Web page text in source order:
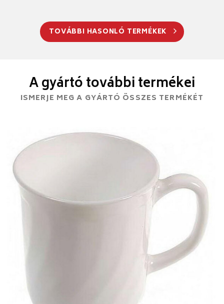
TOVÁBBI HASONLÓ TERMÉKEK
A gyártó további termékei
ISMERJE MEG A GYÁRTÓ ÖSSZES TERMÉKÉT